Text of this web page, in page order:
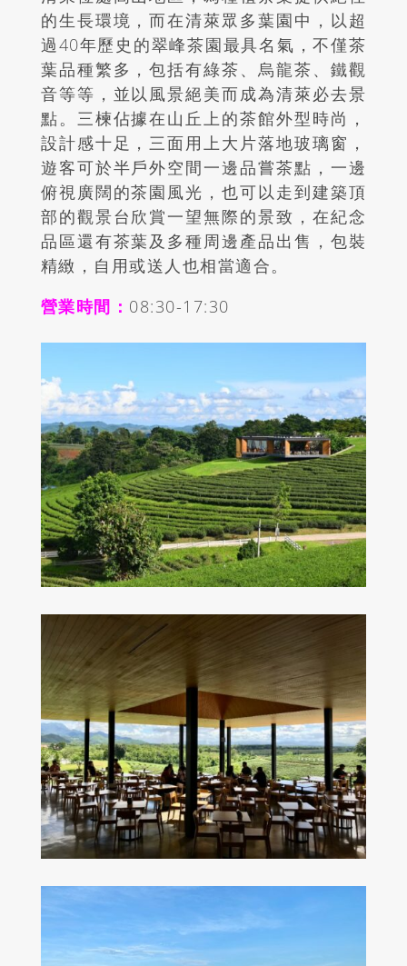
的生長環境，而在清萊眾多葉園中， 以超
過40年歷史的翠峰茶園最具名氣，不僅茶
葉品種繁多，包括有綠茶、烏龍茶、鐵觀
音等等，並以風景絕美而成為清萊必去景
點。三楝佔據在山丘上的茶館外型時尚，
設計感十足，三面用上大片落地玻璃窗，
遊客可於半戶外空間一邊品嘗茶點，一邊
俯視廣闊的茶園風光，也可以走到建築頂
部的觀景台欣賞一望無際的景致，在紀念
品區還有茶葉及多種周邊產品出售，包裝
精緻，自用或送人也相當適合。
營業時間： 08:30-17:30